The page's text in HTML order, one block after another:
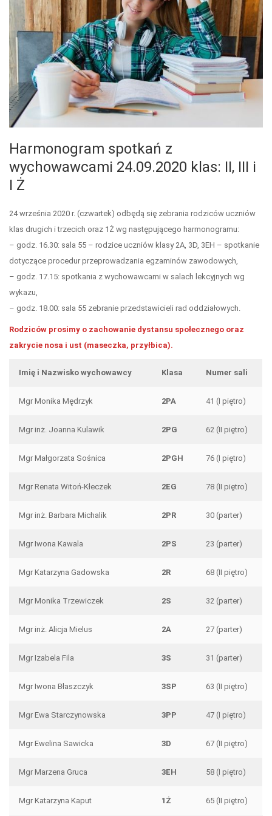
Harmonogram spotkań z
wychowawcami 24.09.2020 klas: II, III i
I Ż
24 września 2020 r. (czwartek) odbędą się zebrania rodziców uczniów
klas drugich i trzecich oraz 1Ż wg następującego harmonogramu:
– godz. 16.30: sala 55 – rodzice uczniów klasy 2A, 3D, 3EH – spotkanie
dotyczące procedur przeprowadzania egzaminów zawodowych,
– godz. 17.15: spotkania z wychowawcami w salach lekcyjnych wg
wykazu,
– godz. 18.00: sala 55 zebranie przedstawicieli rad oddziałowych.
Rodziców prosimy o zachowanie dystansu społecznego oraz
zakrycie nosa i ust (maseczka, przyłbica).
Imię i Nazwisko wychowawcy Klasa Numer sali
Mgr Monika Mędrzyk 2PA 41 (I piętro)
Mgr inż. Joanna Kulawik 2PG 62 (II piętro)
Mgr Małgorzata Sośnica 2PGH 76 (I piętro)
Mgr Renata Witoń-Kłeczek 2EG 78 (II piętro)
Mgr inż. Barbara Michalik 2PR 30 (parter)
Mgr Iwona Kawala 2PS 23 (parter)
Mgr Katarzyna Gadowska 2R 68 (II piętro)
Mgr Monika Trzewiczek 2S 32 (parter)
Mgr inż. Alicja Mielus 2A 27 (parter)
Mgr Izabela Fila 3S 31 (parter)
Mgr Iwona Błaszczyk 3SP 63 (II piętro)
Mgr Ewa Starczynowska 3PP 47 (I piętro)
Mgr Ewelina Sawicka 3D 67 (II piętro)
Mgr Marzena Gruca 3EH 58 (I piętro)
Mgr Katarzyna Kaput 1Ż 65 (II piętro)